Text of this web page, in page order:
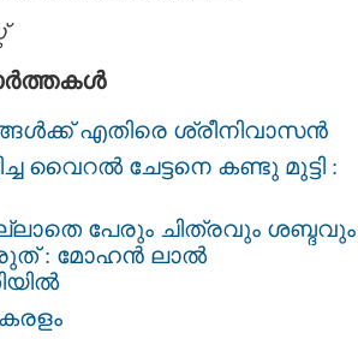
എതിരെ ശ്രീനിവാസന്‍
വൈറൽ ചേട്ടനെ കണ്ടു മുട്ടി :
പേരും ചിത്രവും ശബ്ദവും
: മോഹന്‍ ലാല്‍